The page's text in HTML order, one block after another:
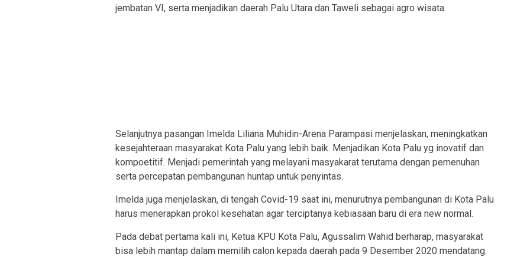
jembatan VI, serta menjadikan daerah Palu Utara dan Taweli sebagai agro wisata.
Selanjutnya pasangan Imelda Liliana Muhidin-Arena Parampasi menjelaskan, meningkatkan
kesejahteraan masyarakat Kota Palu yang lebih baik. Menjadikan Kota Palu yg inovatif dan
kompoetitif. Menjadi pemerintah yang melayani masyakarat terutama dengan pemenuhan
serta percepatan pembangunan huntap untuk penyintas.
Imelda juga menjelaskan, di tengah Covid-19 saat ini, menurutnya pembangunan di Kota Palu
harus menerapkan prokol kesehatan agar terciptanya kebiasaan baru di era new normal.
Pada debat pertama kali ini, Ketua KPU Kota Palu, Agussalim Wahid berharap, masyarakat
bisa lebih mantap dalam memilih calon kepada daerah pada 9 Desember 2020 mendatang.